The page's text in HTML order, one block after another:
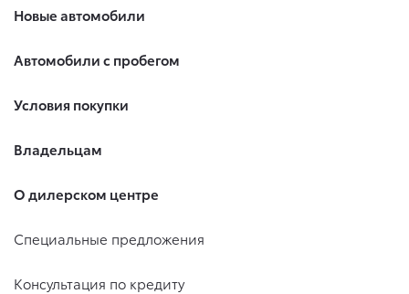
Новые автомобили
Автомобили с пробегом
Условия покупки
Владельцам
О дилерском центре
Специальные предложения
Консультация по кредиту